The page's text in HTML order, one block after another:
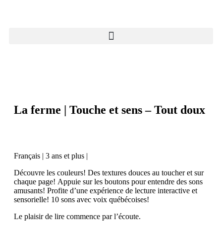
La ferme | Touche et sens – Tout doux
Français | 3 ans et plus |
Découvre les couleurs! Des textures douces au toucheret sur
chaque page! Appuie sur les boutons pour entendre des sons
amusants! Profite d’une expérience de lecture interactive et
sensorielle! 10 sons avec voix québécoises!
Le plaisir de lire commence par l’écoute.